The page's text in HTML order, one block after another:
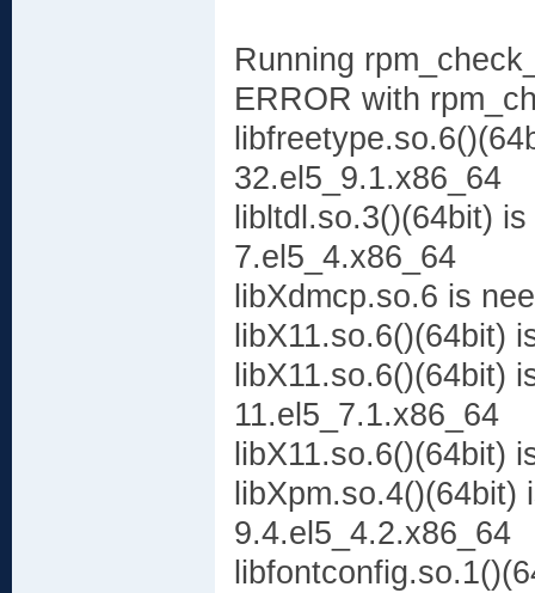
Running
ERROR with
32.el5_9.1.x86_64
libltdl.so.3()(64bit)
7.el5_4.x86_64
libXdmcp.so.6 is
libX11.so.6()(64bit)
libX11.so.6()(64bit)
11.el5_7.1.x86_64
libX11.so.6()(64bit)
9.4.el5_4.2.x86_64